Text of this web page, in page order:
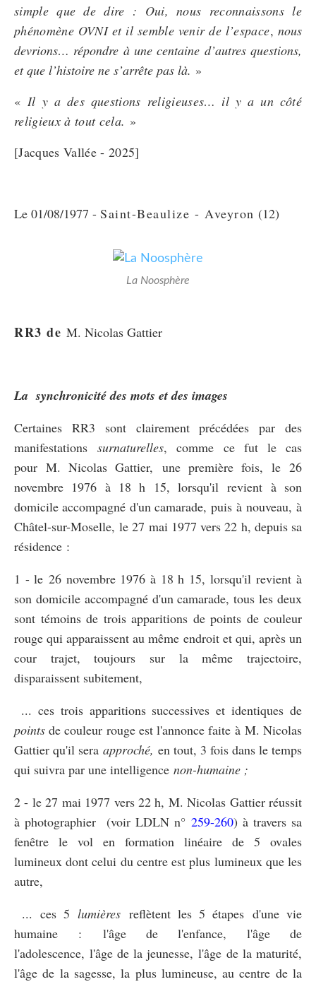
simple que de dire : Oui, nous reconnaissons le
phénomène OVNI et il semble venir de l’espace, nous
devrions… répondre à une centaine d’autres questions,
et que l’histoire ne s’arrête pas là. »
« Il y a des questions religieuses… il y a un côté
religieux à tout cela. »
[Jacques Vallée - 2025]
Le 01/08/1977 - Saint-Beaulize - Aveyron (12)
La Noosphère
RR3 de M. Nicolas Gattier
La synchronicité des mots et des images
Certaines RR3 sont clairement précédées par des
manifestationssurnaturelles, comme ce fut le cas
pour M. Nicolas Gattier, une première fois, le 26
novembre 1976 à 18 h 15, lorsqu'il revient à son
domicile accompagné d'un camarade, puis à nouveau, à
Châtel-sur-Moselle, le 27 mai 1977 vers 22 h, depuis sa
résidence :
1 - le 26 novembre 1976 à 18 h 15, lorsqu'il revient à
son domicile accompagné d'un camarade, tous les deux
sont témoins de trois apparitions de points de couleur
rouge qui apparaissent au même endroit et qui, après un
cour trajet, toujours sur la même trajectoire,
disparaissent subitement,
... ces trois apparitions successives et identiques de
points de couleur rouge est l'annonce faite à M. Nicolas
Gattier qu'il sera approché, en tout, 3 fois dans le temps
qui suivra par une intelligence non-humaine ;
2 - le 27 mai 1977 vers 22 h, M. Nicolas Gattier réussit
à photographier (voir LDLN n° 259-260) à travers sa
fenêtre le vol en formation linéaire de 5 ovales
lumineux dont celui du centre est plus lumineux que les
autre,
... ces 5lumières reflètent les 5 étapes d'une vie
humaine : l'âge de l'enfance, l'âge de
l'adolescence, l'âge de la jeunesse, l'âge de la maturité,
l'âge de la sagesse, la plus lumineuse, au centre de la